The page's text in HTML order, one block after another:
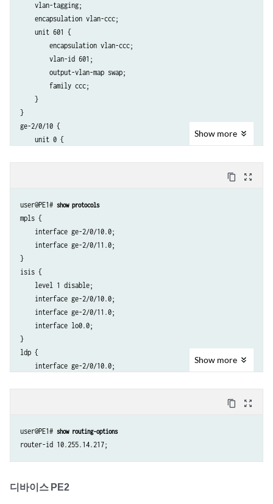
    vlan-tagging;
    encapsulation vlan-ccc;
    unit 601 {
        encapsulation vlan-ccc;
        vlan-id 601;
        output-vlan-map swap;
        family ccc;
    }
}
ge-2/0/10 {
    unit 0 {
        family mpls;
    }
ge-2/0/11 {
    unit 0 {
        family inet {
            address 192.0.2.3/24;
        }
        family iso;
        family mpls;
    }
}
lo0 {
        family iso {
            address 49.0001.0102.5501.4217.00;
        }
Show more
content_copy zoom_out_map
user@PE1# show protocols
mpls {
    interface ge-2/0/10.0;
    interface ge-2/0/11.0;
}
isis {
    level 1 disable;
    interface ge-2/0/10.0;
    interface ge-2/0/11.0;
    interface lo0.0;
}
ldp {
    interface ge-2/0/10.0;
    neighbor 10.255.14.225 {
        interface ge-2/0/5.601 {
            virtual-circuit-id 601;
            backup-neighbor 10.255.14.216 {
Show more
content_copy zoom_out_map
user@PE1# show routing-options
디바이스 PE2